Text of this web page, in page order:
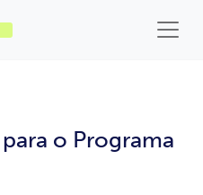
o Programa